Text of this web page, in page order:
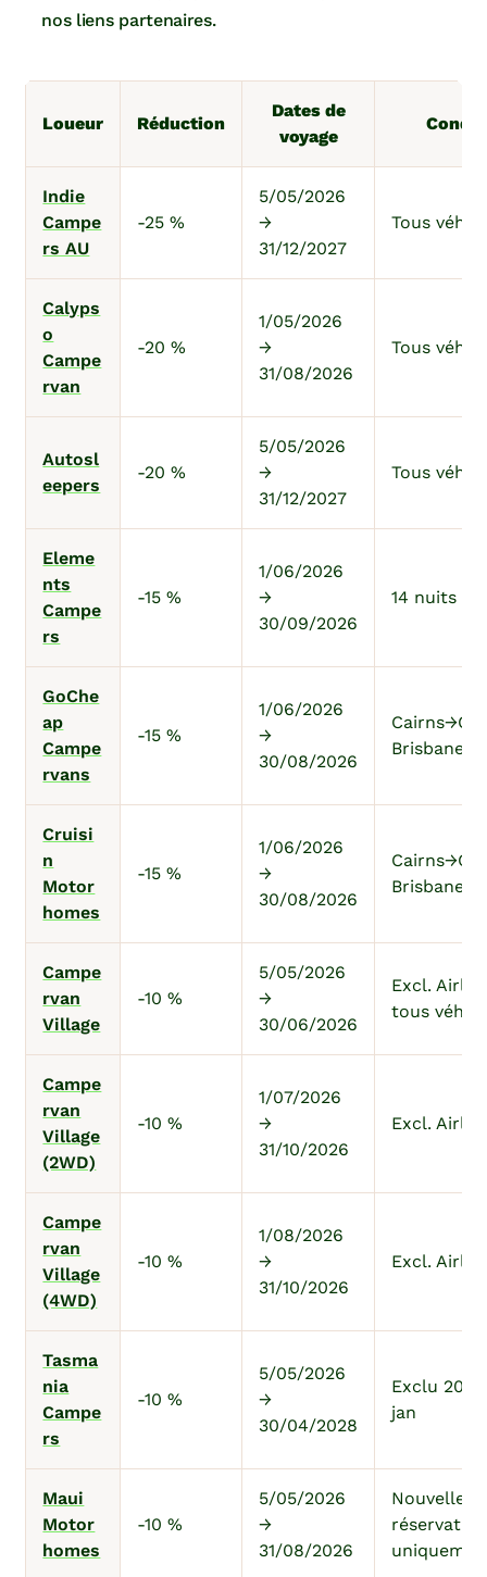
nos liens partenaires.
Loueur Réduction
Dates de
voyage
Indie
Campe
rs AU
-25 %
5/05/2026
→
31/12/2027
Tous
Calyps
o
Campe
rvan
-20 %
1/05/2026
→
31/08/2026
Tous
Autosl
eepers
-20 %
5/05/2026
→
31/12/2027
Tous
Eleme
nts
Campe
rs
-15 %
1/06/2026
→
30/09/2026
14 nuits
GoChe
ap
Campe
rvans
-15 %
1/06/2026
→
30/08/2026
Cruisi
n
Motor
homes
-15 %
1/06/2026
→
30/08/2026
Campe
rvan
Village
-10 %
5/05/2026
→
30/06/2026
Excl. Airlie
tous
Campe
rvan
Village
(2WD)
-10 %
1/07/2026
→
31/10/2026
Excl. Airlie
Campe
rvan
Village
(4WD)
-10 %
1/08/2026
→
31/10/2026
Excl. Airlie
Tasma
nia
Campe
rs
-10 %
5/05/2026
→
30/04/2028
Exclu 20
jan
Maui
Motor
homes
-10 %
5/05/2026
→
31/08/2026
Nouvelles